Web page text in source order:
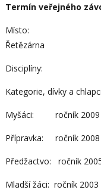
Termín veřejného
Místo:
Řetězárna
Disciplíny:
Kategorie, dívky a
Myšáci: ročník 2009
Přípravka: ročník 2008
Předžactvo: ročník
Mladší žáci: ročník 2003